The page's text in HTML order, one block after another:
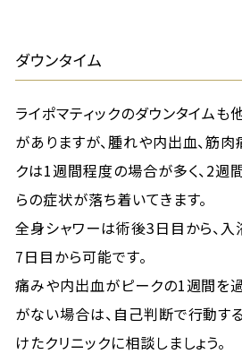
ダウンタイム
ライポマティックのダウンタイム
がありますが、腫れや内出血、筋
クは1週間程度の場合が多く、2週
らの症状が落ち着いてきます。
全身シャワーは術後3日目から、
7日目から可能です。
痛みや内出血がピークの1週間を
がない場合は、自己判断で行動す
けたクリニックに相談しましょう。